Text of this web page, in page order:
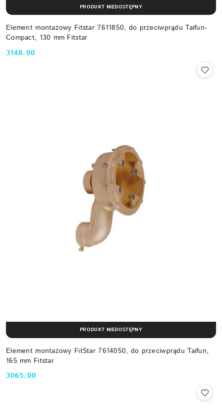
Element montażowy Fitstar 7611850, do przeciwprądu Taifun-
Compact, 130 mm Fitstar
Cena:
3148.00
PRODUKT NIEDOSTĘPNY
Element montażowy FitStar 7614050, do przeciwprądu Taifun,
165 mm Fitstar
Cena:
3065.00
PRODUKT NIEDOSTĘPNY